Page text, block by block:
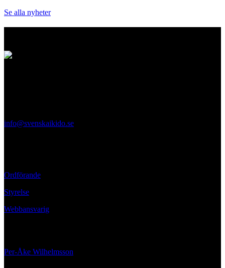
Se alla nyheter
info@svenskaikido.se
Ordförande
Styrelse
Webbansvarig
Per-Åke Wilhelmsson